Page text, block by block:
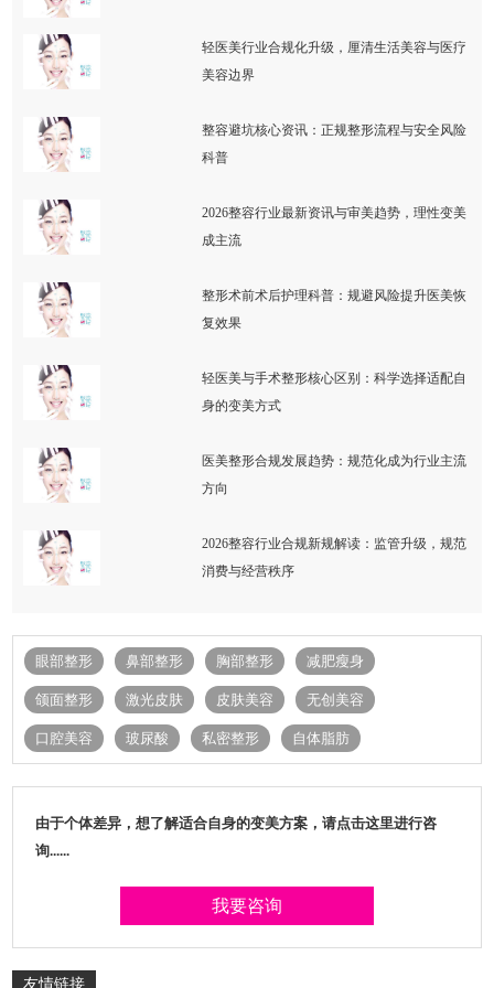
轻医美行业合规化升级，厘清生活美容与医疗
美容边界
整容避坑核心资讯：正规整形流程与安全风险
科普
2026整容行业最新资讯与审美趋势，理性变美
成主流
整形术前术后护理科普：规避风险提升医美恢
复效果
轻医美与手术整形核心区别：科学选择适配自
身的变美方式
医美整形合规发展趋势：规范化成为行业主流
方向
2026整容行业合规新规解读：监管升级，规范
消费与经营秩序
眼部整形 鼻部整形 胸部整形 减肥瘦身
颌面整形 激光皮肤 皮肤美容 无创美容
口腔美容 玻尿酸 私密整形 自体脂肪
由于个体差异，想了解适合自身的变美方案，请点击这里进行咨
询......
我要咨询
友情链接